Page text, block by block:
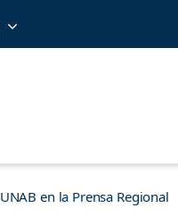
UNAB en la Prensa Regional